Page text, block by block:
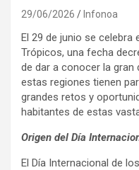
29/06/2026 Infonoa
El 29 de junio se celebra
Trópicos, una fecha
de dar a conocer la gran
estas regiones tienen
grandes retos y
habitantes de estas
Origen del Día
El Día Internacional de